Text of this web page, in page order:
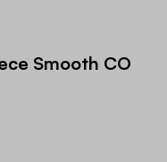
Smooth CO